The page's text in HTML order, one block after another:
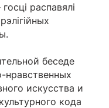
распавялі
беседе
нравственных
искусства и
кода